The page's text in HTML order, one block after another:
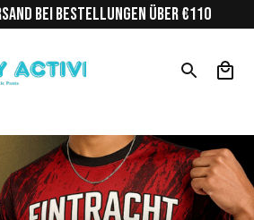
BEI BESTELLUNGEN ÜBER €110